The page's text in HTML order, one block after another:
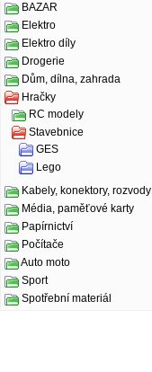
BAZAR
Elektro
Elektro díly
Drogerie
Dům, dílna, zahrada
Hračky
RC modely
Stavebnice
GES
Lego
Kabely, konektory, rozvody
Média, paměťové karty
Papírnictví
Počítače
Auto moto
Sport
Spotřební materiál